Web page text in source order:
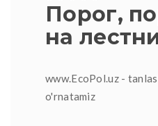
Порог,
на
www.EcoPol.uz -
o'rnatamiz